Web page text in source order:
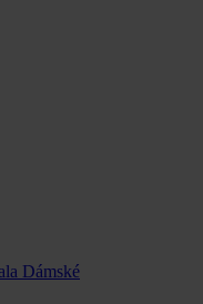
Dámské